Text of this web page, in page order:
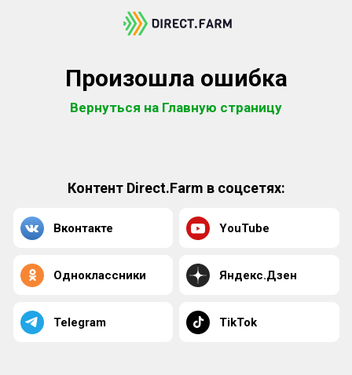
Произошла ошибка
Вернуться на Главную страницу
Контент Direct.Farm в соцсетях:
Вконтакте YouTube
Одноклассники Яндекс.Дзен
Telegram TikTok